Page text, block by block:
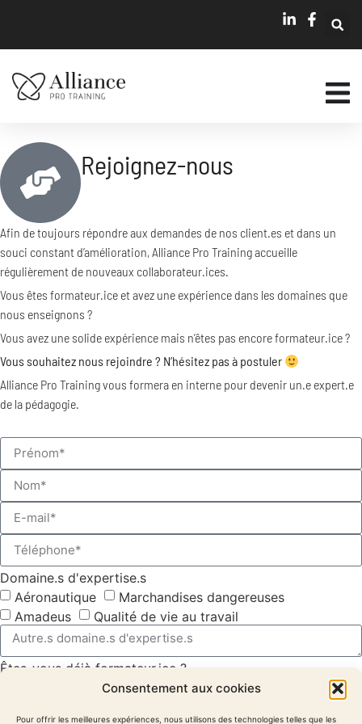
Consentement aux cookies
Pour offrir les meilleures expériences, nous utilisons des technologies telles que les
Rejoignez-nous
Afin de toujours répondre aux demandes de nos client.es et dans un
souci constant d’amélioration, Alliance Pro Training accueille
régulièrement de nouveaux collaborateur.ices.
Vous êtes formateur.ice et avez une expérience dans les domaines que
nous enseignons ?
Vous avez une solide expérience mais n’êtes pas encore formateur.ice ?
Vous souhaitez nous rejoindre ? N’hésitez pas à postuler
Alliance Pro Training vous formera en interne pour devenir un.e expert.e
de la pédagogie.
Domaine.s d'expertise.s
Aéronautique
Marchandises dangereuses
Amadeus
Qualité de vie au travail
Êtes-vous déjà formateur.ice ?